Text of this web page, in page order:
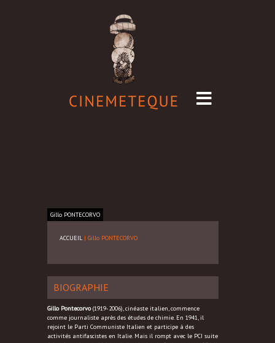
Gillo PONTECORVO
ACCUEIL | Gillo PONTECORVO
BIOGRAPHIE
Gillo Pontecorvo(1919-2006), cinéaste italien, commence
comme journaliste après des études de chimie. En 1941, il
rejoint le Parti Communiste Italien et participe à des
activités antifascistes en Italie. Mais il rompt avec le PCI suite